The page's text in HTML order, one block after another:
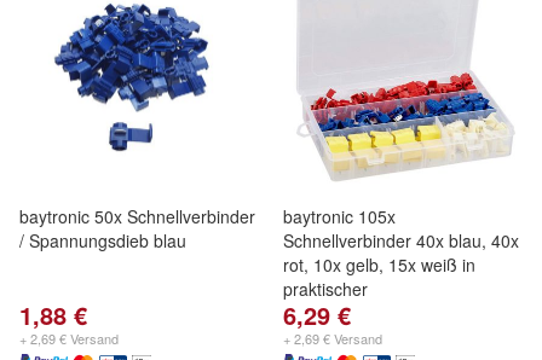
baytronic 50x Schnellverbinder
/ Spannungsdieb blau
1,88 €
+ 2,69 € Versand
baytronic 105x
Schnellverbinder 40x blau, 40x
rot, 10x gelb, 15x weiß in
praktischer
6,29 €
+ 2,69 € Versand